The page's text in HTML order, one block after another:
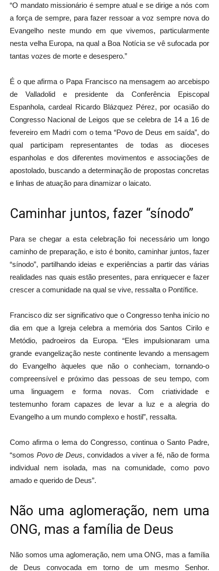
“O mandato missionário é sempre atual e se dirige a nós com
a força de sempre, para fazer ressoar a voz sempre nova do
Evangelho neste mundo em que vivemos, particularmente
nesta velha Europa, na qual a Boa Notícia se vê sufocada por
tantas vozes de morte e desespero.”
É o que afirma o Papa Francisco na mensagem ao arcebispo
de Valladolid e presidente da Conferência Episcopal
Espanhola, cardeal Ricardo Blázquez Pérez, por ocasião do
Congresso Nacional de Leigos que se celebra de 14 a 16 de
fevereiro em Madri com o tema “Povo de Deus em saída”, do
qual participam representantes de todas as dioceses
espanholas e dos diferentes movimentos e associações de
apostolado, buscando a determinação de propostas concretas
e linhas de atuação para dinamizar o laicato.
Caminhar juntos, fazer “sínodo”
Para se chegar a esta celebração foi necessário um longo
caminho de preparação, e isto é bonito, caminhar juntos, fazer
“sínodo”, partilhando ideias e experiências a partir das várias
realidades nas quais estão presentes, para enriquecer e fazer
crescer a comunidade na qual se vive, ressalta o Pontífice.
Francisco diz ser significativo que o Congresso tenha início no
dia em que a Igreja celebra a memória dos Santos Cirilo e
Metódio, padroeiros da Europa. “Eles impulsionaram uma
grande evangelização neste continente levando a mensagem
do Evangelho àqueles que não o conheciam, tornando-o
compreensível e próximo das pessoas de seu tempo, com
uma linguagem e forma novas. Com criatividade e
testemunho foram capazes de levar a luz e a alegria do
Evangelho a um mundo complexo e hostil”, ressalta.
Como afirma o lema do Congresso, continua o Santo Padre,
“somos Povo de Deus, convidados a viver a fé, não de forma
individual nem isolada, mas na comunidade, como povo
amado e querido de Deus”.
Não uma aglomeração, nem uma
ONG, mas a família de Deus
Não somos uma aglomeração, nem uma ONG, mas a família
de Deus convocada em torno de um mesmo Senhor.